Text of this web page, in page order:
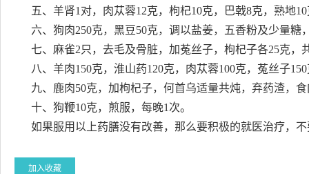
五、羊肾1对，肉苁蓉12克，枸杞10克，巴戟8克，熟地
六、狗肉250克，黑豆50克，调以盐姜，五香粉及少量糖
七、麻雀2只，去毛及骨脏，加菟丝子，枸杞子各25克，
八、羊肉150克，淮山药120克，肉苁蓉100克，菟丝子
九、鹿肉50克，加枸杞子，何首乌适量共炖，弃药渣，食
十、狗鞭10克，煎服，每晚1次。
如果服用以上药膳没有改善，那么要积极的就医治疗，
加入收藏